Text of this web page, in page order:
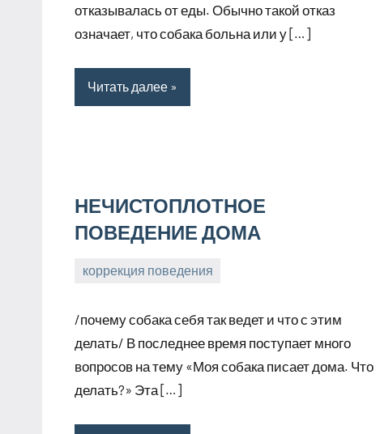
отказывалась от еды. Обычно такой отказ
означает, что собака больна или у […]
Читать далее
НЕЧИСТОПЛОТНОЕ
ПОВЕДЕНИЕ ДОМА
коррекция поведения
2026
Анна
/почему собака себя так ведет и что с этим
делать/ В последнее время поступает много
вопросов на тему «Моя собака писает дома. Что
делать?» Эта […]